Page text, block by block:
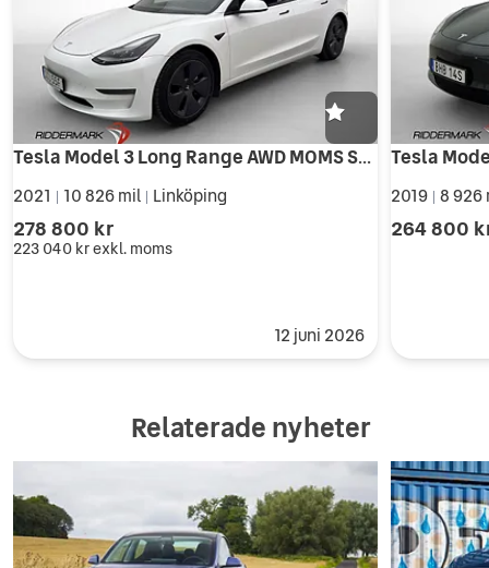
Tesla Model 3 Long Range AWD MOMS Svensksåld Panorama
2021 10 826 mil Linköping
278 800 kr
223 040 krexkl. moms
12 juni 2026
2019 8
264 800
Relaterade nyheter